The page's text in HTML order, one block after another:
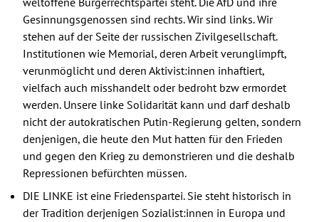
Gesinnungsgenossen sind rechts. Wir sind links. Wir
stehen auf der Seite der russischen Zivilgesellschaft.
Institutionen wie Memorial, deren Arbeit verunglimpft,
verunmöglicht und deren Aktivist:innen inhaftiert,
vielfach auch misshandelt oder bedroht bzw ermordet
werden. Unsere linke Solidarität kann und darf deshalb
nicht der autokratischen Putin-Regierung gelten, sondern
denjenigen, die heute den Mut hatten für den Frieden
und gegen den Krieg zu demonstrieren und die deshalb
Repressionen befürchten müssen.
DIE LINKE ist eine Friedenspartei. Sie steht historisch in
der Tradition derjenigen Sozialist:innen in Europa und